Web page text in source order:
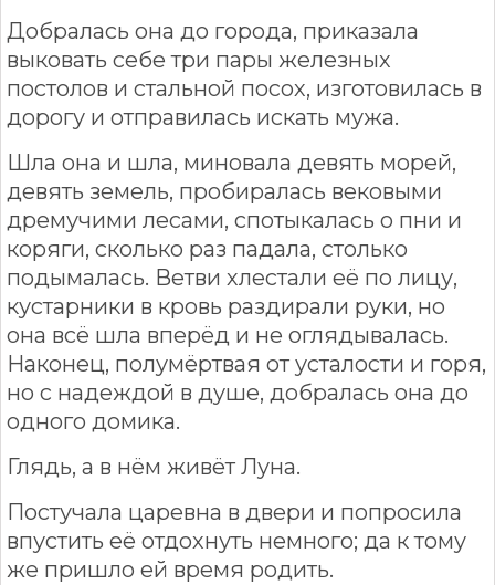
Добралась она до города, приказала
выковать себе три пары железных
постолов и стальной посох, изготовилась в
дорогу и отправилась искать мужа.
Шла она и шла, миновала девять морей,
девять земель, пробиралась вековыми
дремучими лесами, спотыкалась о пни и
коряги, сколько раз падала, столько
подымалась. Ветви хлестали её по лицу,
кустарники в кровь раздирали руки, но
она всё шла вперёд и не оглядывалась.
Наконец, полумёртвая от усталости и горя,
но с надеждой в душе, добралась она до
одного домика.
Глядь, а в нём живёт Луна.
Постучала царевна в двери и попросила
впустить её отдохнуть немного; да к тому
же пришло ей время родить.